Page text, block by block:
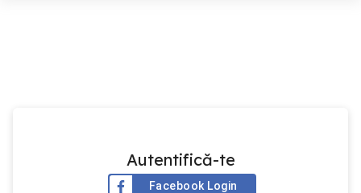
Autentifică-te
Facebook Login